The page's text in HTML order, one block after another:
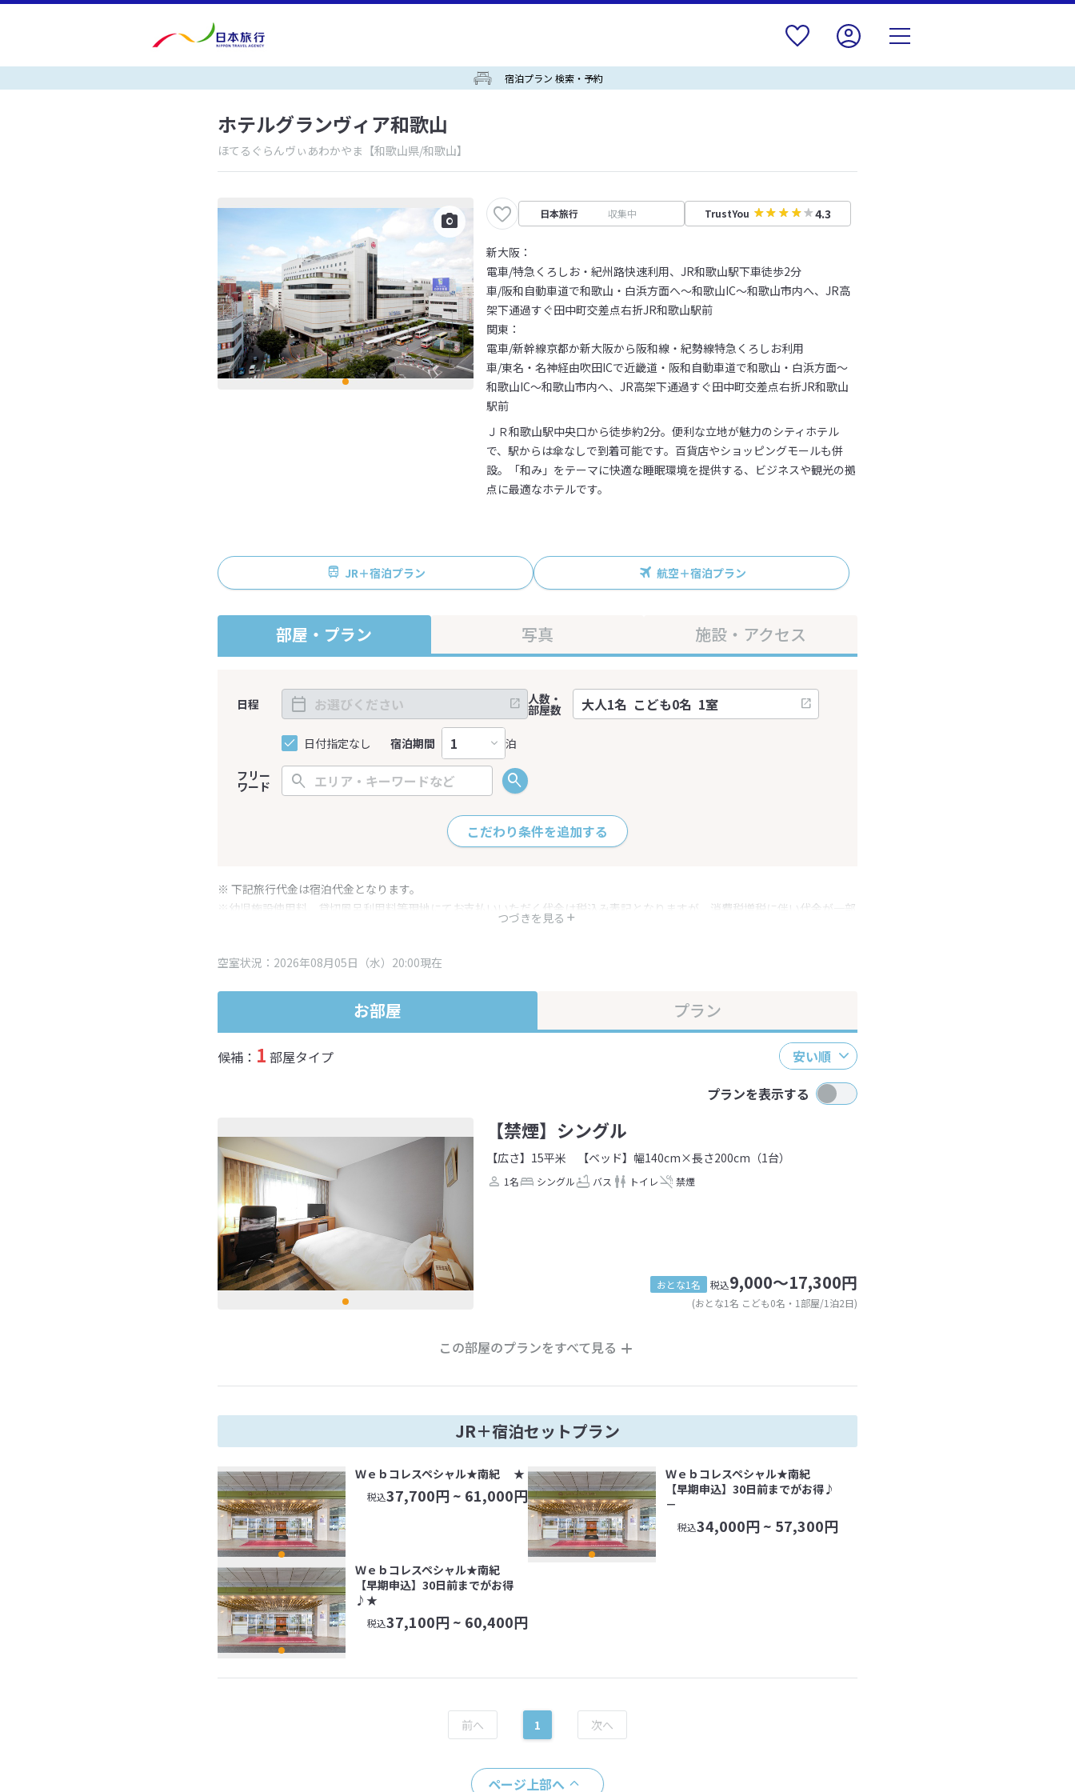
宿泊プラン 検索・予約
ホテルグランヴィア和歌山
ほてるぐらんヴぃあわかやま 【和歌山県/和歌山】
日本旅行 収集中 TrustYou 4.3
新大阪：
電車/特急くろしお・紀州路快速利用、JR和歌山駅下車徒歩2分
車/阪和自動車道で和歌山・白浜方面へ～和歌山IC～和歌山市内へ、JR高
架下通過すぐ田中町交差点右折JR和歌山駅前
関東：
電車/新幹線京都か新大阪から阪和線・紀勢線特急くろしお利用
車/東名・名神経由吹田ICで近畿道・阪和自動車道で和歌山・白浜方面～
和歌山IC～和歌山市内へ、JR高架下通過すぐ田中町交差点右折JR和歌山
駅前
ＪＲ和歌山駅中央口から徒歩約2分。便利な立地が魅力のシティホテル
で、駅からは傘なしで到着可能です。百貨店やショッピングモールも併
設。「和み」をテーマに快適な睡眠環境を提供する、ビジネスや観光の拠
点に最適なホテルです。
JR＋宿泊プラン 航空＋宿泊プラン
部屋・プラン 写真 施設・アクセス
日程
日付指定なし 宿泊期間 泊
人数・
部屋数
フリー
ワード
こだわり条件を追加する
つづきを見る
※ 下記旅行代金は宿泊代金となります。
※幼児施設使用料、貸切風呂利用料等現地にてお支払いいただく代金は税込み表記となりますが、消費税増税に伴い代金が一部
空室状況：2026年08月05日（水）20:00現在
お部屋 プラン
候補： 1 部屋タイプ
安い順
プランを表示する
【禁煙】シングル
【広さ】15平米 【ベッド】幅140cm×長さ200cm（1台）
1名 シングル バス トイレ 禁煙
おとな1名 税込9,000～17,300円
(おとな1名 こども0名・1部屋/1泊2日)
この部屋のプランをすべて見る
JR＋宿泊セットプラン
Ｗｅｂコレスペシャル★南紀 ★
税込37,700円 ~ 61,000円
Ｗｅｂコレスペシャル★南紀
【早期申込】30日前までがお得♪
－
税込34,000円 ~ 57,300円
Ｗｅｂコレスペシャル★南紀
【早期申込】30日前までがお得
♪★
税込37,100円 ~ 60,400円
1
ページ上部へ